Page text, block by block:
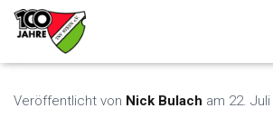
Veröffentlicht von Nick Bulach am 22.